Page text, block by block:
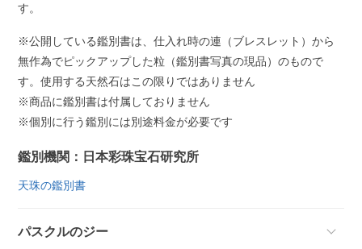
す。
※公開している鑑別書は、仕入れ時の連（ブレスレット）から
無作為でピックアップした粒（鑑別書写真の現品）のもので
す。使用する天然石はこの限りではありません
※商品に鑑別書は付属しておりません
※個別に行う鑑別には別途料金が必要です
鑑別機関：日本彩珠宝石研究所
天珠の鑑別書
パスクルのジー